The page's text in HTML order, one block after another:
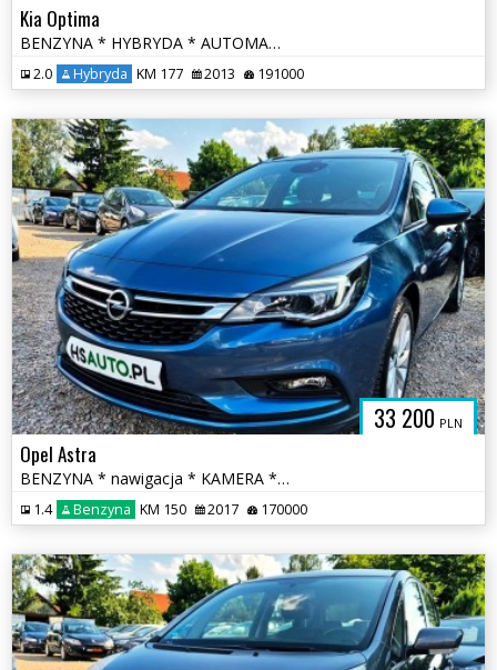
Kia Optima
BENZYNA * HYBRYDA * AUTOMAT * atrakcyjny wygląd * super * okazja
2.0 Hybryda KM 177 2013 191000
33 200 PLN
Opel Astra
BENZYNA * nawigacja * KAMERA * atrakcyjny wygląd * OKAZJA
1.4 Benzyna KM 150 2017 170000